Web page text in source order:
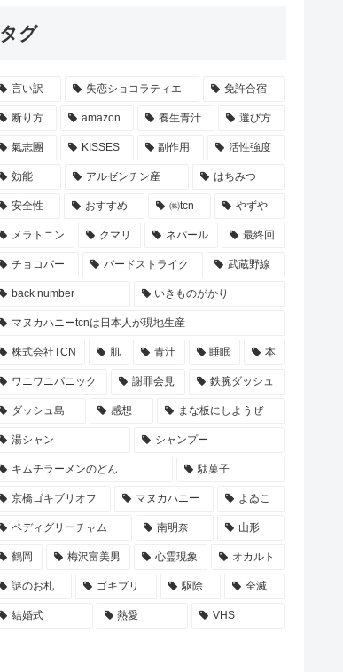
タグ
言い訳 失恋ショコラティエ 免許合宿
断り方 amazon 養生青汁 選び方
氣志團 KISSES 副作用 活性強度
効能 アルゼンチン産 はちみつ
安全性 おすすめ ㈱tcn やずや
メラトニン クマリ ネパール 最終回
チョコバー バードストライク 武蔵野線
back number いきものがかり
マヌカハニーtcnは日本人が現地生産
株式会社TCN 肌 青汁 睡眠 本
ワニワニパニック 謝罪会見 鉄腕ダッシュ
ダッシュ島 感想 まな板にしようぜ
湯シャン シャンプー
キムチラーメンのどん 駄菓子
京橋ゴキブリオフ マヌカハニー よゐこ
ペディグリーチャム 南明奈 山形
鶴岡 梅沢富美男 心霊現象 オカルト
謎のお札 ゴキブリ 駆除 全滅
結婚式 熱愛 VHS